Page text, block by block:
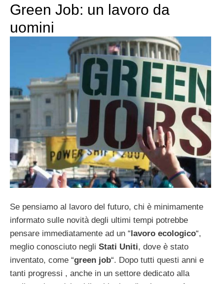
Green Job: un lavoro da
uomini
Se pensiamo al lavoro del futuro, chi è minimamente
informato sulle novità degli ultimi tempi potrebbe
pensare immediatamente ad un “ lavoro ecologico“,
meglio conosciuto negli Stati Uniti, dove è stato
inventato, come “green job“. Dopo tutti questi anni e
tanti progressi , anche in un settore dedicato alla